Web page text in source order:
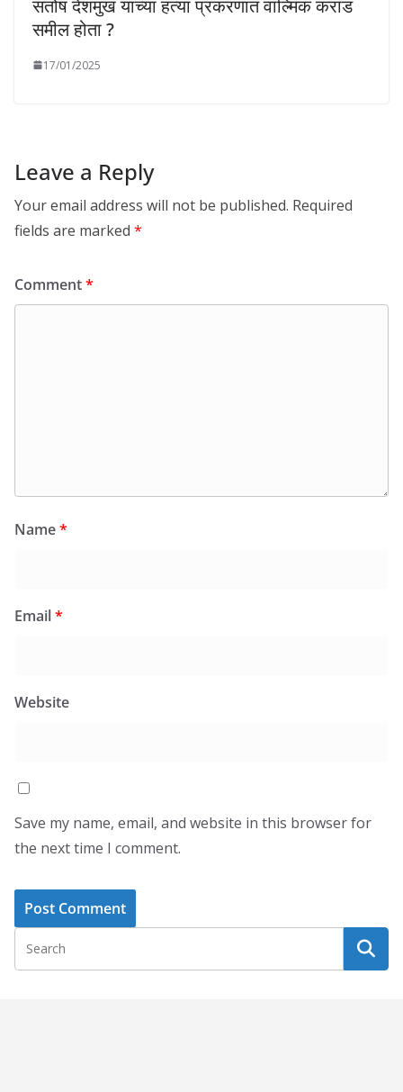
संतोष देशमुख यांच्या हत्या प्रकरणात वाल्मिक कराड
समील होता ?
17/01/2025
Leave a Reply
Your email address will not be published. Required
fields are marked *
Comment*
Name*
Email*
Website
Save my name, email, and website in this browser for
the next time I comment.